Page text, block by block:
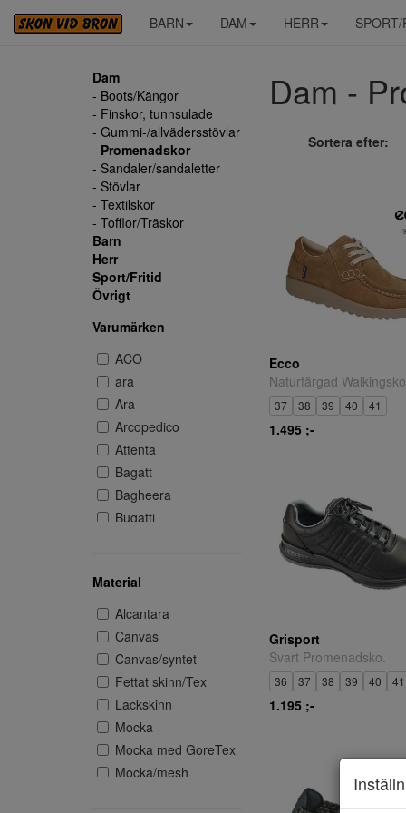
BARN DAM HERR
Dam
- Boots/Kängor
- Finskor, tunnsulade
- Gummi-/allvädersstövlar
- Promenadskor
- Sandaler/sandaletter
- Stövlar
- Textilskor
- Tofflor/Träskor
Barn
Herr
Sport/Fritid
Övrigt
Varumärken
ACO
ara
Ara
Arcopedico
Attenta
Bagatt
Bagheera
Bugatti
CRUZ
Donna Girl
Duffy
Ecco
Endurance
G Comfort
Gabor
Green Comfort
Grisport
Material
Alcantara
Canvas
Canvas/syntet
Fettat skinn/Tex
Lackskinn
Mocka
Mocka med GoreTex
Mocka/mesh
Dam -
Sortera efter:
Ecco
Naturfärgad Walkingsko.
37 38 39 40 41
1.495 ;-
Grisport
Svart Promenadsko.
36 37 38 39 40 41
1.195 ;-